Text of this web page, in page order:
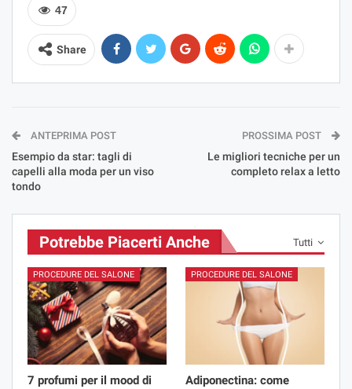
47
Share
ANTEPRIMA POST
Esempio da star: tagli di
capelli alla moda per un viso
tondo
PROSSIMA POST
Le migliori tecniche per un
completo relax a letto
Tutti
Potrebbe Piacerti Anche
PROCEDURE DEL SALONE
7 profumi per il mood di
PROCEDURE DEL SALONE
Adiponectina: come